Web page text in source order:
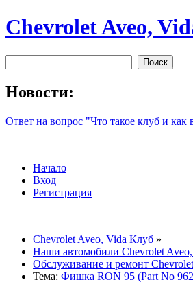
Chevrolet Aveo,
Новости:
Ответ на вопрос "Что такое клуб и как
Начало
Вход
Регистрация
Chevrolet Aveo, Vida Клуб »
Наши автомобили Chevrolet
Обслуживание и ремонт
Тема: Фишка RON 95 (Part No